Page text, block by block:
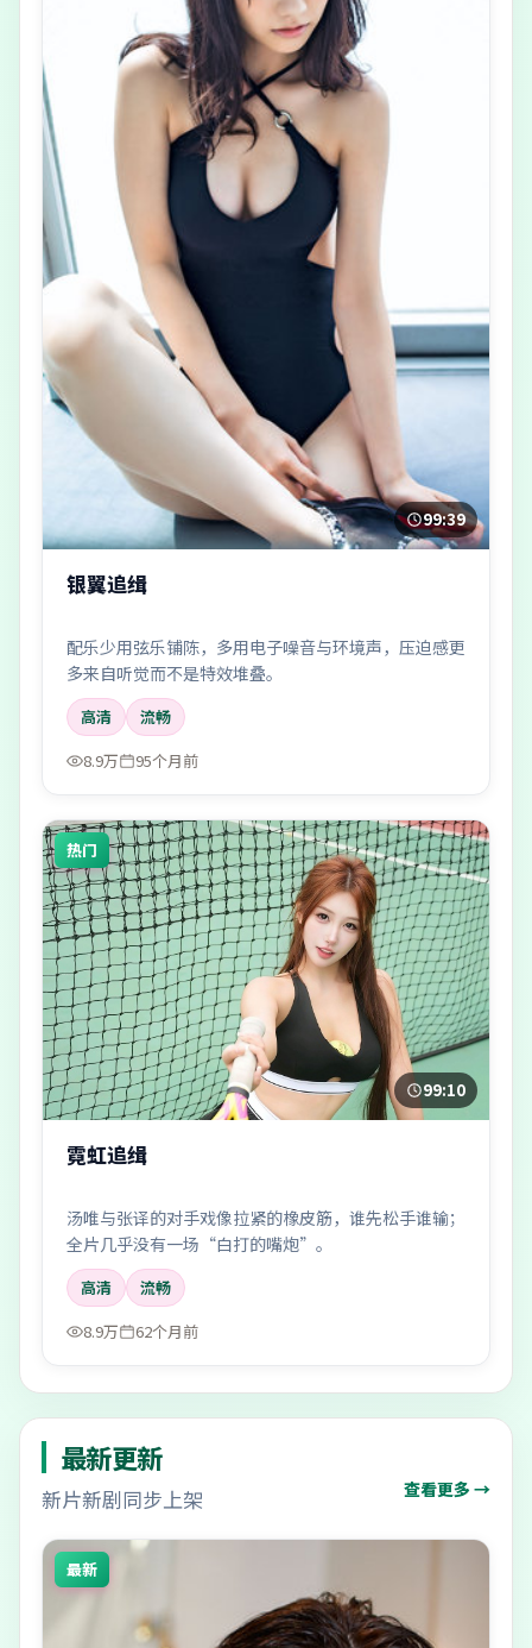
99:39
银翼追缉
配乐少用弦乐铺陈，多用电子噪音与环境声，压迫感更
多来自听觉而不是特效堆叠。
高清
流畅
8.9万
95个月前
热门
99:10
霓虹追缉
汤唯与张译的对手戏像拉紧的橡皮筋，谁先松手谁输；
全片几乎没有一场“白打的嘴炮”。
高清
流畅
8.9万
62个月前
最新更新
新片新剧同步上架 查看更多 →
最新